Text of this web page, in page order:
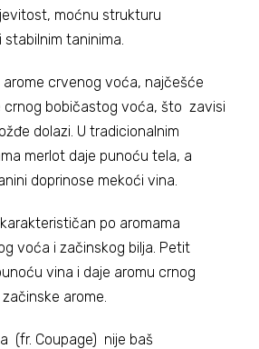
moćnu strukturu
taninima.
arome crvenog voća, najčešće
crnog bobičastog voća, što zavisi
dolazi. U tradicionalnim
merlot daje punoću tela, a
doprinose mekoći vina.
po aromama
voća i začinskog bilja. Petit
vina i daje aromu crnog
arome.
(fr. Coupage) nije baš